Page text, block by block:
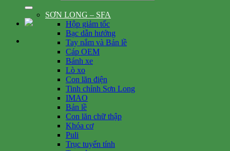
SƠN LONG – SFA
Hộp giảm tốc
Bạc dẫn hướng
Tay nắm và Bản lề
Cáp OEM
Bánh xe
Lò xo
Con lăn điện
Tinh chỉnh Sơn Long
IMAO
Bản lề
Con lăn chữ thập
Khóa cơ
Puli
Trục tuyến tính